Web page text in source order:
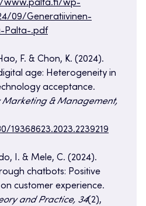
www.palta.fi/wp-
09/Generatiivinen-
Palta-.pdf
F. & Chon, K. (2024).
age: Heterogeneity in
acceptance.
Marketing & Management,
19368623.2023.2239219
I. & Mele, C. (2024).
chatbots: Positive
customer experience.
and Practice, 34(2),